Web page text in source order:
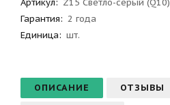
Артикул: Z15 Светло-серый (Q10)
Гарантия: 2 года
Единица: шт.
ОПИСАНИЕ ОТЗЫВЫ